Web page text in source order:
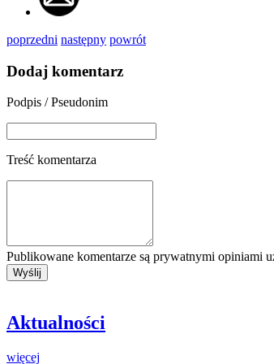
poprzedni następny powrót
Dodaj komentarz
Podpis / Pseudonim
Treść komentarza
Publikowane komentarze są prywatnymi opiniami
Aktualności
więcej